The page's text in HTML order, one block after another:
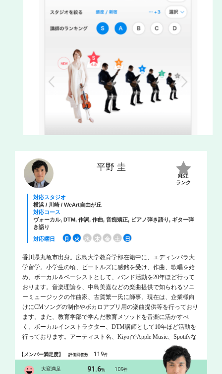
平野 圭
MSL
ランク
対応スタジオ
横浜 / 川崎 / WeArt自由が丘
対応コース
ヴォーカル, DTM, 作詞, 作曲, 音痴矯正, ピアノ弾き語り, ギター弾
き語り
対応曜日
月 火 水 木 金 土 日
香川県丸亀市出身。広島大学教育学部在籍中に、エディンバラ大
学留学。小学生の頃、ビートルズに感銘を受け、作曲、歌唱を始
め、ボーカル＆ベーシストとして、バンド活動を20年ほど行って
おります。音楽理論を、中島美嘉などの楽曲提供で知られるソニ
ーミュージックの作曲家、古賀繁一氏に師事。現在は、企業様向
けにCMソングの制作やボカロアプリ用の楽曲提供等を行っており
ます。また、教育学部で学んだ教育メソッドを音楽に活かすべ
く、ボーカルインストラクター、DTM講師として10年ほど活動を
行っております。アーティスト名、KiyojでApple Music、Spotifyな
【メンバー満足度】評価回答数 119件
大変満足 91.6% 109件